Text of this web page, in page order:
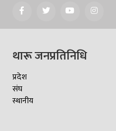
थारू जनप्रतिनिधि
प्रदेश
संघ
स्थानीय